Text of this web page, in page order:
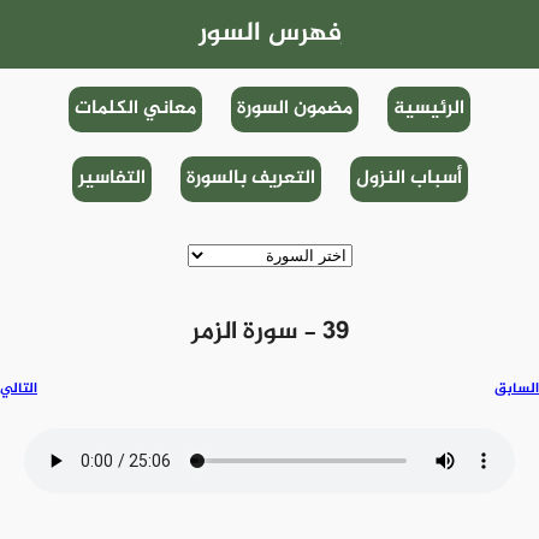
فهرس السور
الرئيسية مضمون السورة معاني الكلمات
أسباب النزول التعريف بالسورة التفاسير
39 - سورة الزمر
التالي السابق